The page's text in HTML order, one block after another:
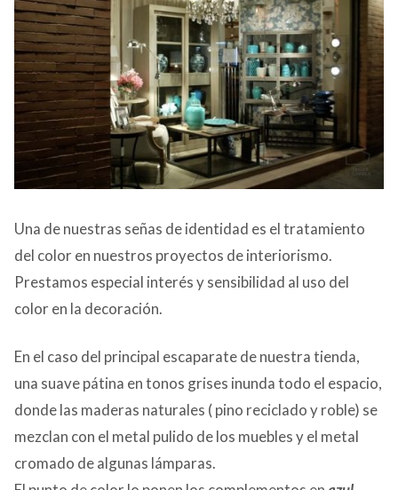
Una de nuestras señas de identidad es el tratamiento
del color en nuestros proyectos de interiorismo.
Prestamos especial interés y sensibilidad al uso del
color en la decoración.
En el caso del principal escaparate de nuestra tienda,
una suave pátina en tonos grises inunda todo el espacio,
donde las maderas naturales ( pino reciclado y roble) se
mezclan con el metal pulido de los muebles y el metal
cromado de algunas lámparas.